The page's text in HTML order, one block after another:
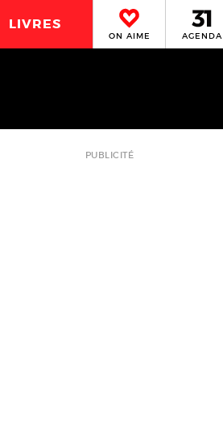
LIVRES
ON AIME AGENDA
PUBLICITÉ